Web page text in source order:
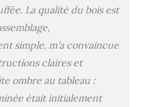
de haute qualité.
Montage facile : les
meubles Skraut
Home sont faciles à
monter grâce à des
instructions claires
et détaillées.
Aucun outil spécial
La qualité du bois est
simple, m’a convaincue
claires et
ombre au tableau :
était initialement